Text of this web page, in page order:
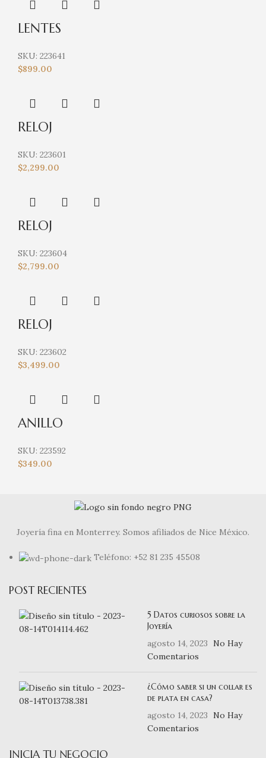
LENTES
SKU: 223641
$899.00
RELOJ
SKU: 223601
$2,299.00
RELOJ
SKU: 223604
$2,799.00
RELOJ
SKU: 223602
$3,499.00
ANILLO
SKU: 223592
$349.00
Joyería fina en Monterrey. Somos afiliados de Nice México.
Teléfono: +52 81 235 45508
POST RECIENTES
5 Datos curiosos sobre la
Joyería
agosto 14, 2023
No Hay
Comentarios
¿Cómo saber si un collar es
de plata en casa?
agosto 14, 2023
No Hay
Comentarios
INICIA TU NEGOCIO